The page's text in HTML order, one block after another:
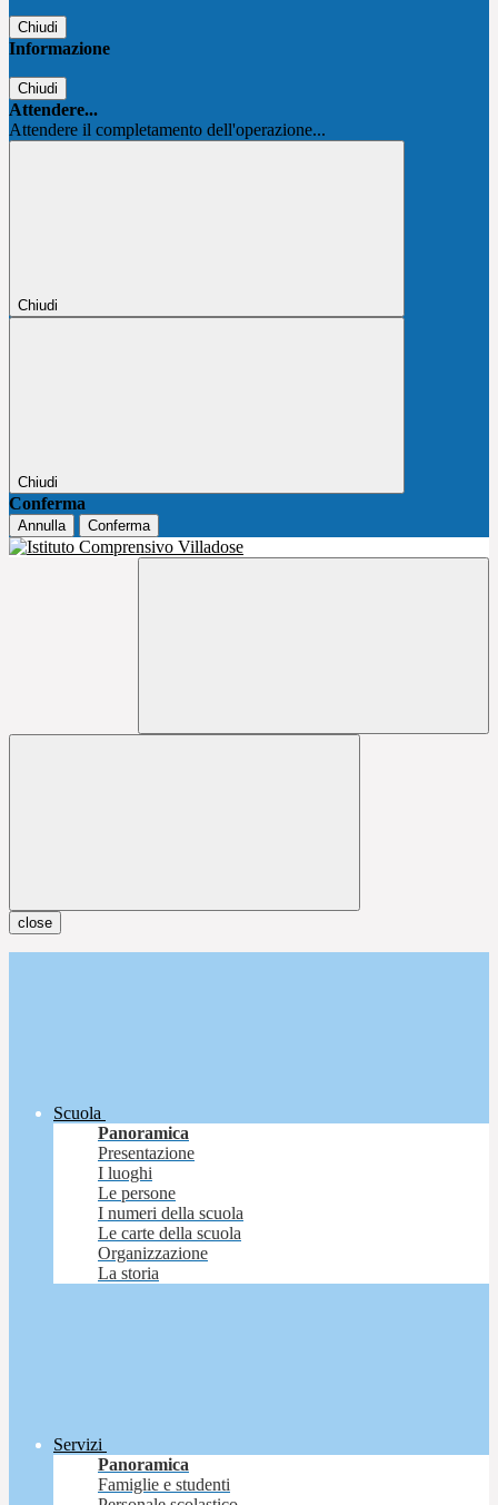
Chiudi
Informazione
Chiudi
Attendere...
Attendere il completamento dell'operazione...
Chiudi
Chiudi
Conferma
Annulla Conferma
close
Scuola
Panoramica
Presentazione
I luoghi
Le persone
I numeri della scuola
Le carte della scuola
Organizzazione
La storia
Servizi
Panoramica
Famiglie e studenti